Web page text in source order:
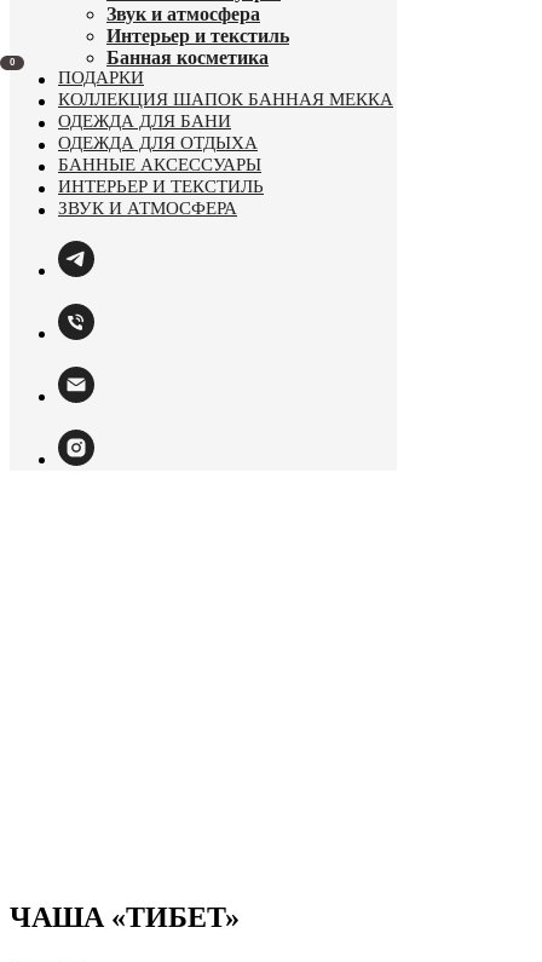
0
Звук и атмосфера
Интерьер и текстиль
Банная косметика
ПОДАРКИ
КОЛЛЕКЦИЯ ШАПОК БАННАЯ МЕККА
ОДЕЖДА ДЛЯ БАНИ
ОДЕЖДА ДЛЯ ОТДЫХА
БАННЫЕ АКСЕССУАРЫ
ИНТЕРЬЕР И ТЕКСТИЛЬ
ЗВУК И АТМОСФЕРА
ЧАША «ТИБЕТ»